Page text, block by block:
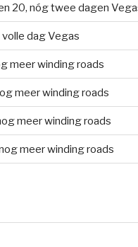
20, nóg twee dagen
volle dag Vegas
meer winding roads
meer winding roads
meer winding roads
meer winding roads